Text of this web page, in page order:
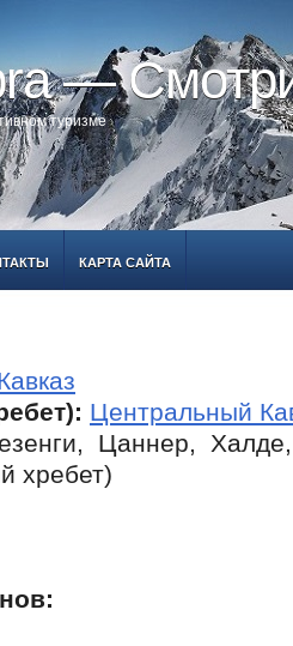
—
туризме
КАРТА САЙТА
Центральный
Цаннер,
хребет)